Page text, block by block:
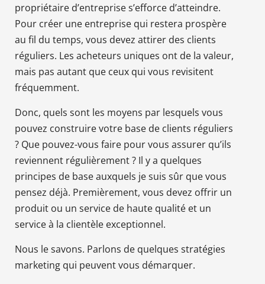
propriétaire d’entreprise s’efforce d’atteindre.
Pour créer une entreprise qui restera prospère
au fil du temps, vous devez attirer des clients
réguliers. Les acheteurs uniques ont de la valeur,
mais pas autant que ceux qui vous revisitent
fréquemment.
Donc, quels sont les moyens par lesquels vous
pouvez construire votre base de clients réguliers
? Que pouvez-vous faire pour vous assurer qu’ils
reviennent régulièrement ? Il y a quelques
principes de base auxquels je suis sûr que vous
pensez déjà. Premièrement, vous devez offrir un
produit ou un service de haute qualité et un
service à la clientèle exceptionnel.
Nous le savons. Parlons de quelques stratégies
marketing qui peuvent vous démarquer.